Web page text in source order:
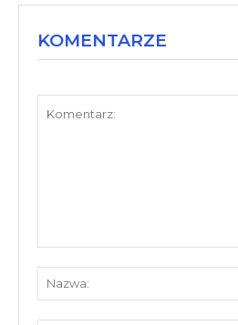
KOMENTARZE